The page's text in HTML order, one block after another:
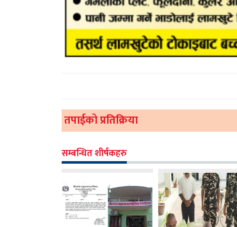
तपाईको प्रतिक्रिया
सम्बन्धित शीर्षकहरु